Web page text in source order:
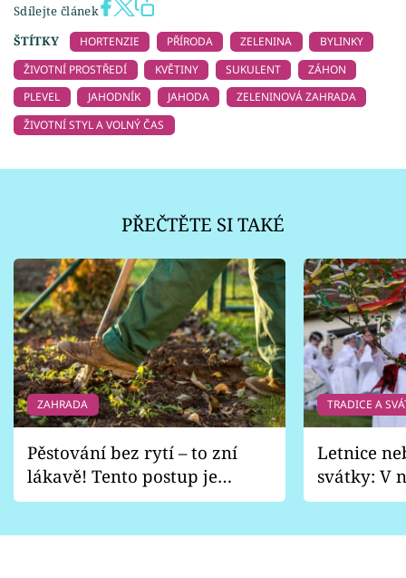
Sdílejte článek
ŠTÍTKY
HORTENZIE PŘÍRODA ZELENINA
BYLINKY
ŽIVOTNÍ PROSTŘEDÍ
KVĚTINY SUKULENT
ZÁHON
PLEVEL
JAHODNÍK JAHODA
ZELENINOVÁ ZAHRADA
ŽIVOTNÍ STYL A VOLNÝ ČAS
PŘEČTĚTE SI TAKÉ
ZAHRADA
Pěstování bez rytí – to zní
lákavě! Tento postup je
vhodný jen pro některé
TRADICE A
Letnice
svátky: V
pondělí